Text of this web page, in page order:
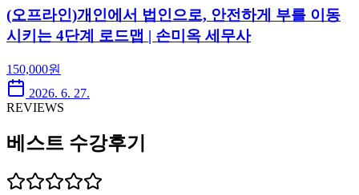
(오프라인)개인에서 법인으로, 안전하게 부를 이동
시키는 4단계 로드맵 | 손미옥 세무사
150,000원
2026. 6. 27.
REVIEWS
베스트 수강후기